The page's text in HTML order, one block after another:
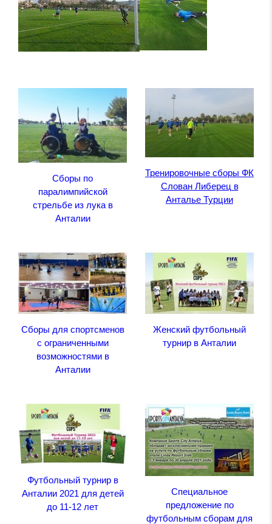
Сборы по
паралимпийской
стрельбе из лука в
Анталии
Тренировочные сборы ФК
Слован Либерец в
Анталье Турции
Сборы для спортсменов
с ограниченными
возможностями в
Анталии
Женский футбольный
турнир в Анталии
Футбольный турнир в
Анталии 2021 для детей
до 11-12 лет
Специальное
предложение по
футбольным сборам для